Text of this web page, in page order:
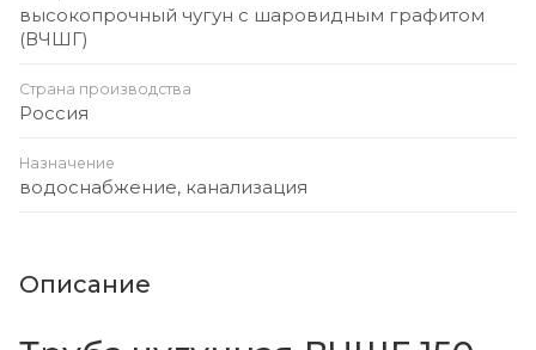
высокопрочный чугун с шаровидным графитом
(ВЧШГ)
Страна производства
Россия
Назначение
водоснабжение, канализация
Описание